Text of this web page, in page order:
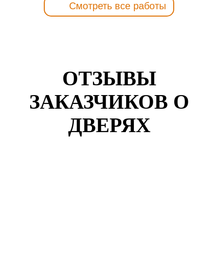
Смотреть все работы
ОТЗЫВЫ
ЗАКАЗЧИКОВ О
ДВЕРЯХ